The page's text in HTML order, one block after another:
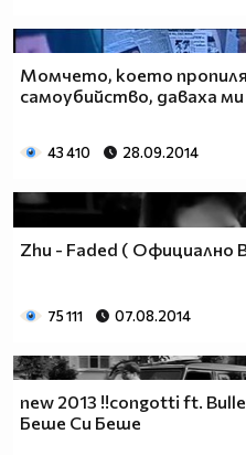
Момчето, което пропиля
самоубийство, даваха
43 410 28.09.2014
Zhu - Faded ( Официално
75 111 07.08.2014
new 2013 !!congotti ft.
Беше Си Беше